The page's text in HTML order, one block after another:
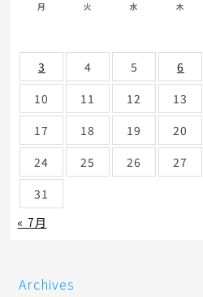
月 火 水 木
3
4 5 6
10
11 12 13
17
18 19 20
24
25 26 27
31
« 7月
Archives